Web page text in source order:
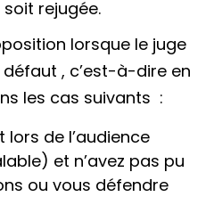
soit rejugée.
lorsque le juge
défaut , c’est-à-dire en
les cas suivants :
lors de l’audience
et n’avez pas pu
ou vous défendre